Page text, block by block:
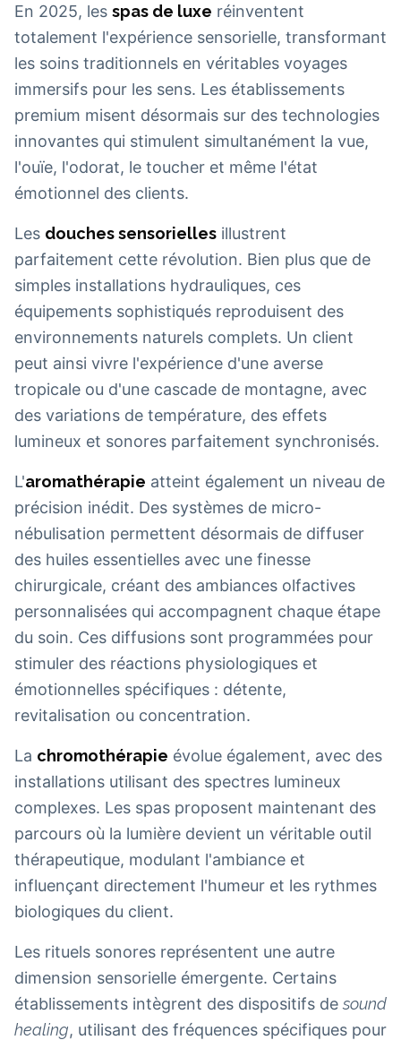
En 2025, les spas de luxe réinventent
totalement l'expérience sensorielle, transformant
les soins traditionnels en véritables voyages
immersifs pour les sens. Les établissements
premium misent désormais sur des technologies
innovantes qui stimulent simultanément la vue,
l'ouïe, l'odorat, le toucher et même l'état
émotionnel des clients.
Les douches sensorielles illustrent
parfaitement cette révolution. Bien plus que de
simples installations hydrauliques, ces
équipements sophistiqués reproduisent des
environnements naturels complets. Un client
peut ainsi vivre l'expérience d'une averse
tropicale ou d'une cascade de montagne, avec
des variations de température, des effets
lumineux et sonores parfaitement synchronisés.
L'aromathérapie atteint également un niveau de
précision inédit. Des systèmes de micro-
nébulisation permettent désormais de diffuser
des huiles essentielles avec une finesse
chirurgicale, créant des ambiances olfactives
personnalisées qui accompagnent chaque étape
du soin. Ces diffusions sont programmées pour
stimuler des réactions physiologiques et
émotionnelles spécifiques : détente,
revitalisation ou concentration.
La chromothérapie évolue également, avec des
installations utilisant des spectres lumineux
complexes. Les spas proposent maintenant des
parcours où la lumière devient un véritable outil
thérapeutique, modulant l'ambiance et
influençant directement l'humeur et les rythmes
biologiques du client.
Les rituels sonores représentent une autre
dimension sensorielle émergente. Certains
établissements intègrent des dispositifs desound
healing, utilisant des fréquences spécifiques pour